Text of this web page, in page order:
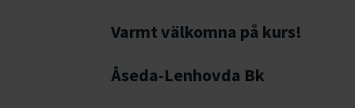
Varmt välkomna på kurs!
Åseda-Lenhovda Bk